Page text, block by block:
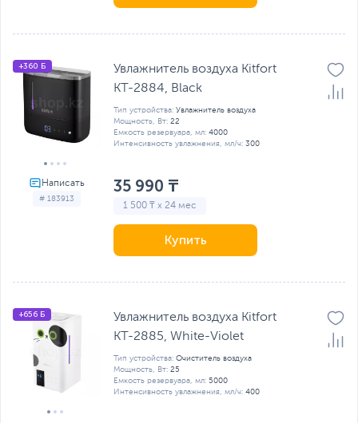
# 183913
+360 Б
Увлажнитель воздуха Kitfort
КТ-2884, Black
Тип устройства: Увлажнитель воздуха
Мощность, Вт: 22
Емкость резервуара, мл: 4000
Интенсивность увлажнения, мл/ч: 300
35 990 ₸
1 500 ₸ x 24 мес
Купить
+656 Б
Увлажнитель воздуха Kitfort
КТ-2885, White-Violet
Тип устройства: Очиститель воздуха
Мощность, Вт: 25
Емкость резервуара, мл: 5000
Интенсивность увлажнения, мл/ч: 400